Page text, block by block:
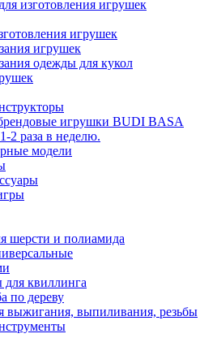
изготовления игрушек
игрушек
игрушек
одежды для кукол
игрушки BUDI BASA
2 раза в неделю.
модели
шерсти и полиамида
квиллинга
по дереву
выжигания, выпиливания, резьбы